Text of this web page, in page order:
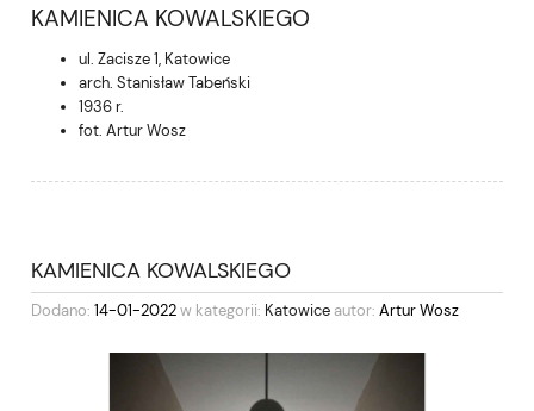
KAMIENICA KOWALSKIEGO
ul. Zacisze 1, Katowice
arch. Stanisław Tabeński
1936 r.
fot. Artur Wosz
KAMIENICA KOWALSKIEGO
Dodano: 14-01-2022w kategorii: Katowice autor: Artur Wosz